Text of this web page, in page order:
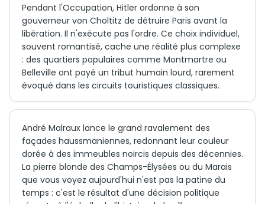
Pendant l'Occupation, Hitler ordonne à son
gouverneur von Choltitz de détruire Paris avant la
libération. Il n'exécute pas l'ordre. Ce choix individuel,
souvent romantisé, cache une réalité plus complexe
: des quartiers populaires comme Montmartre ou
Belleville ont payé un tribut humain lourd, rarement
évoqué dans les circuits touristiques classiques.
André Malraux lance le grand ravalement des
façades haussmaniennes, redonnant leur couleur
dorée à des immeubles noircis depuis des décennies.
La pierre blonde des Champs-Élysées ou du Marais
que vous voyez aujourd'hui n'est pas la patine du
temps : c'est le résultat d'une décision politique